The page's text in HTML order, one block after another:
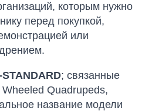
которым нужно
перед покупкой,
или
; связанные
Wheeled Quadrupeds,
название модели